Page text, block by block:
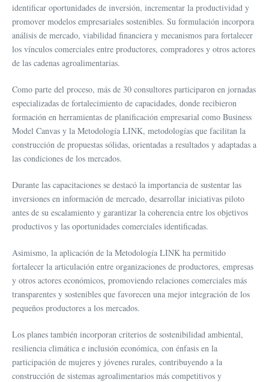
identificar oportunidades de inversión, incrementar la productividad y
promover modelos empresariales sostenibles. Su formulación incorpora
análisis de mercado, viabilidad financiera y mecanismos para fortalecer
los vínculos comerciales entre productores, compradores y otros actores
de las cadenas agroalimentarias.
Como parte del proceso, más de 30 consultores participaron en jornadas
especializadas de fortalecimiento de capacidades, donde recibieron
formación en herramientas de planificación empresarial como Business
Model Canvas y la Metodología LINK, metodologías que facilitan la
construcción de propuestas sólidas, orientadas a resultados y adaptadas a
las condiciones de los mercados.
Durante las capacitaciones se destacó la importancia de sustentar las
inversiones en información de mercado, desarrollar iniciativas piloto
antes de su escalamiento y garantizar la coherencia entre los objetivos
productivos y las oportunidades comerciales identificadas.
Asimismo, la aplicación de la Metodología LINK ha permitido
fortalecer la articulación entre organizaciones de productores, empresas
y otros actores económicos, promoviendo relaciones comerciales más
transparentes y sostenibles que favorecen una mejor integración de los
pequeños productores a los mercados.
Los planes también incorporan criterios de sostenibilidad ambiental,
resiliencia climática e inclusión económica, con énfasis en la
participación de mujeres y jóvenes rurales, contribuyendo a la
construcción de sistemas agroalimentarios más competitivos y